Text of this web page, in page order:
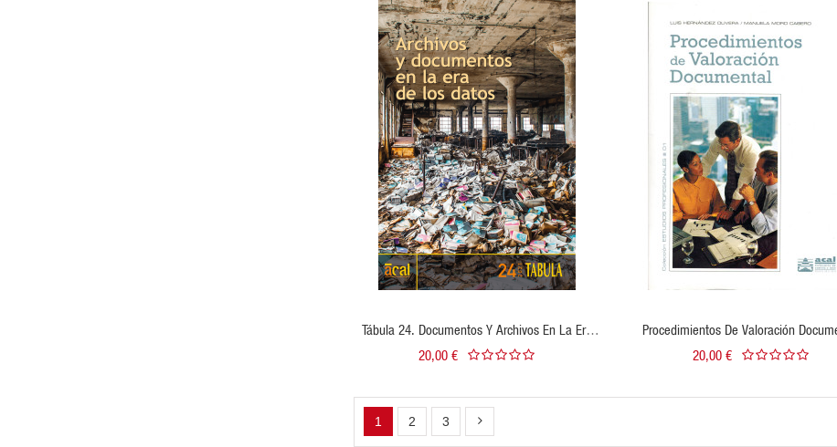
VISTA RÁPIDA
VER PRODUCTO
Tábula 24. Documentos Y Archivos En La Era
De Los Datos
20,00 €
VISTA RÁPIDA
VER PRODUCTO
Procedimientos De Valoración
20,00 €
1 2 3